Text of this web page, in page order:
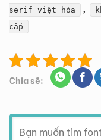
serif việt hóa
,
cấp
Chia sẽ:
Tìm
kiếm: